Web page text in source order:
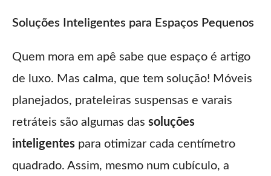
Soluções Inteligentes para Espaços Pequenos
Quem mora em apê sabe que espaço é artigo
de luxo. Mas calma, que tem solução! Móveis
planejados, prateleiras suspensas e varais
retráteis são algumas das soluções
inteligentes para otimizar cada centímetro
quadrado. Assim, mesmo num cubículo, a